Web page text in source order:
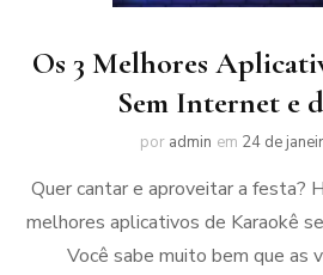
Os 3 Melhores
Sem Internet e
por admin em 24 de
Quer cantar e aproveitar a festa?
melhores aplicativos de Karaokê
Você sabe muito bem que as